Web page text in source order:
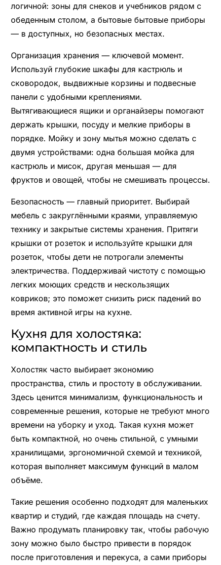
логичной: зоны для снеков и учебников рядом с
обеденным столом, а бытовые бытовые приборы
— в доступных, но безопасных местах.
Организация хранения — ключевой момент.
Используй глубокие шкафы для кастрюль и
сковородок, выдвижные корзины и подвесные
панели с удобными креплениями.
Вытягивающиеся ящики и органайзеры помогают
держать крышки, посуду и мелкие приборы в
порядке. Мойку и зону мытья можно сделать с
двумя устройствами: одна большая мойка для
кастрюль и мисок, другая меньшая — для
фруктов и овощей, чтобы не смешивать процессы.
Безопасность — главный приоритет. Выбирай
мебель с закруглёнными краями, управляемую
технику и закрытые системы хранения. Притяги
крышки от розеток и используйте крышки для
розеток, чтобы дети не потрогали элементы
электричества. Поддерживай чистоту с помощью
легких моющих средств и нескользящих
ковриков; это поможет снизить риск падений во
время активной игры на кухне.
Кухня для холостяка:
компактность и стиль
Холостяк часто выбирает экономию
пространства, стиль и простоту в обслуживании.
Здесь ценится минимализм, функциональность и
современные решения, которые не требуют много
времени на уборку и уход. Такая кухня может
быть компактной, но очень стильной, с умными
хранилищами, эргономичной схемой и техникой,
которая выполняет максимум функций в малом
объёме.
Такие решения особенно подходят для маленьких
квартир и студий, где каждая площадь на счету.
Важно продумать планировку так, чтобы рабочую
зону можно было быстро привести в порядок
после приготовления и перекуса, а сами приборы